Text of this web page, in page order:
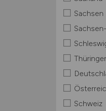
Sachsen
Schweiz